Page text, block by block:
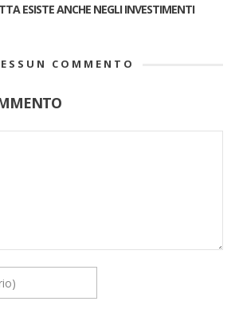
ESISTE ANCHE NEGLI INVESTIMENTI
COMMENTO